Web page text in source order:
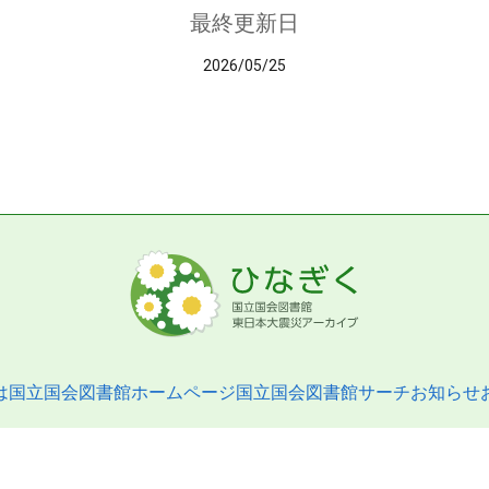
最終更新日
2026/05/25
国立国会図書館ホームページ国立国会図書館サーチお知らせ